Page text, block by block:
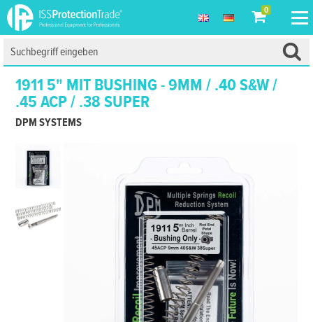
0
1911 5" MIT BUSHING - 9MM / .40 S&W /
.45 ACP / .38 SUPER
DPM SYSTEMS